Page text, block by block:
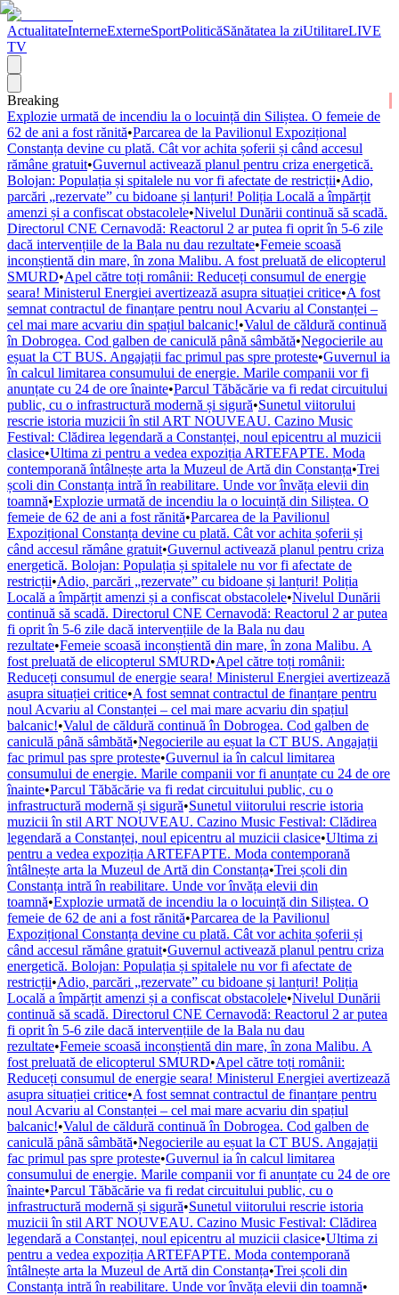
ActualitateInterneExterneSportPoliticăSănătatea la ziUtilitareLIVE
TV
Breaking
Explozie urmată de incendiu la o locuință din Siliștea. O femeie de
62 de ani a fost rănită•Parcarea de la Pavilionul Expozițional
Constanța devine cu plată. Cât vor achita șoferii și când accesul
rămâne gratuit•Guvernul activează planul pentru criza energetică.
Bolojan: Populația și spitalele nu vor fi afectate de restricții•Adio,
parcări „rezervate” cu bidoane și lanțuri! Poliția Locală a împărțit
amenzi și a confiscat obstacolele•Nivelul Dunării continuă să scadă.
Directorul CNE Cernavodă: Reactorul 2 ar putea fi oprit în 5-6 zile
dacă intervențiile de la Bala nu dau rezultate•Femeie scoasă
inconștientă din mare, în zona Malibu. A fost preluată de elicopterul
SMURD•Apel către toți românii: Reduceți consumul de energie
seara! Ministerul Energiei avertizează asupra situației critice•A fost
semnat contractul de finanțare pentru noul Acvariu al Constanței –
cel mai mare acvariu din spațiul balcanic!•Valul de căldură continuă
în Dobrogea. Cod galben de caniculă până sâmbătă•Negocierile au
eșuat la CT BUS. Angajații fac primul pas spre proteste•Guvernul ia
în calcul limitarea consumului de energie. Marile companii vor fi
anunțate cu 24 de ore înainte•Parcul Tăbăcărie va fi redat circuitului
public, cu o infrastructură modernă și sigură•Sunetul viitorului
rescrie istoria muzicii în stil ART NOUVEAU. Cazino Music
Festival: Clădirea legendară a Constanței, noul epicentru al muzicii
clasice•Ultima zi pentru a vedea expoziția ARTEFAPTE. Moda
contemporană întâlnește arta la Muzeul de Artă din Constanța•Trei
școli din Constanța intră în reabilitare. Unde vor învăța elevii din
toamnă•Explozie urmată de incendiu la o locuință din Siliștea. O
femeie de 62 de ani a fost rănită•Parcarea de la Pavilionul
Expozițional Constanța devine cu plată. Cât vor achita șoferii și
când accesul rămâne gratuit•Guvernul activează planul pentru criza
energetică. Bolojan: Populația și spitalele nu vor fi afectate de
restricții•Adio, parcări „rezervate” cu bidoane și lanțuri! Poliția
Locală a împărțit amenzi și a confiscat obstacolele•Nivelul Dunării
continuă să scadă. Directorul CNE Cernavodă: Reactorul 2 ar putea
fi oprit în 5-6 zile dacă intervențiile de la Bala nu dau
rezultate•Femeie scoasă inconștientă din mare, în zona Malibu. A
fost preluată de elicopterul SMURD•Apel către toți românii:
Reduceți consumul de energie seara! Ministerul Energiei avertizează
asupra situației critice•A fost semnat contractul de finanțare pentru
noul Acvariu al Constanței – cel mai mare acvariu din spațiul
balcanic!•Valul de căldură continuă în Dobrogea. Cod galben de
caniculă până sâmbătă•Negocierile au eșuat la CT BUS. Angajații
fac primul pas spre proteste•Guvernul ia în calcul limitarea
consumului de energie. Marile companii vor fi anunțate cu 24 de ore
înainte•Parcul Tăbăcărie va fi redat circuitului public, cu o
infrastructură modernă și sigură•Sunetul viitorului rescrie istoria
muzicii în stil ART NOUVEAU. Cazino Music Festival: Clădirea
legendară a Constanței, noul epicentru al muzicii clasice•Ultima zi
pentru a vedea expoziția ARTEFAPTE. Moda contemporană
întâlnește arta la Muzeul de Artă din Constanța•Trei școli din
Constanța intră în reabilitare. Unde vor învăța elevii din
toamnă•Explozie urmată de incendiu la o locuință din Siliștea. O
femeie de 62 de ani a fost rănită•Parcarea de la Pavilionul
Expozițional Constanța devine cu plată. Cât vor achita șoferii și
când accesul rămâne gratuit•Guvernul activează planul pentru criza
energetică. Bolojan: Populația și spitalele nu vor fi afectate de
restricții•Adio, parcări „rezervate” cu bidoane și lanțuri! Poliția
Locală a împărțit amenzi și a confiscat obstacolele•Nivelul Dunării
continuă să scadă. Directorul CNE Cernavodă: Reactorul 2 ar putea
fi oprit în 5-6 zile dacă intervențiile de la Bala nu dau
rezultate•Femeie scoasă inconștientă din mare, în zona Malibu. A
fost preluată de elicopterul SMURD•Apel către toți românii:
Reduceți consumul de energie seara! Ministerul Energiei avertizează
asupra situației critice•A fost semnat contractul de finanțare pentru
noul Acvariu al Constanței – cel mai mare acvariu din spațiul
balcanic!•Valul de căldură continuă în Dobrogea. Cod galben de
caniculă până sâmbătă•Negocierile au eșuat la CT BUS. Angajații
fac primul pas spre proteste•Guvernul ia în calcul limitarea
consumului de energie. Marile companii vor fi anunțate cu 24 de ore
înainte•Parcul Tăbăcărie va fi redat circuitului public, cu o
infrastructură modernă și sigură•Sunetul viitorului rescrie istoria
muzicii în stil ART NOUVEAU. Cazino Music Festival: Clădirea
legendară a Constanței, noul epicentru al muzicii clasice•Ultima zi
pentru a vedea expoziția ARTEFAPTE. Moda contemporană
întâlnește arta la Muzeul de Artă din Constanța•Trei școli din
Constanța intră în reabilitare. Unde vor învăța elevii din toamnă•